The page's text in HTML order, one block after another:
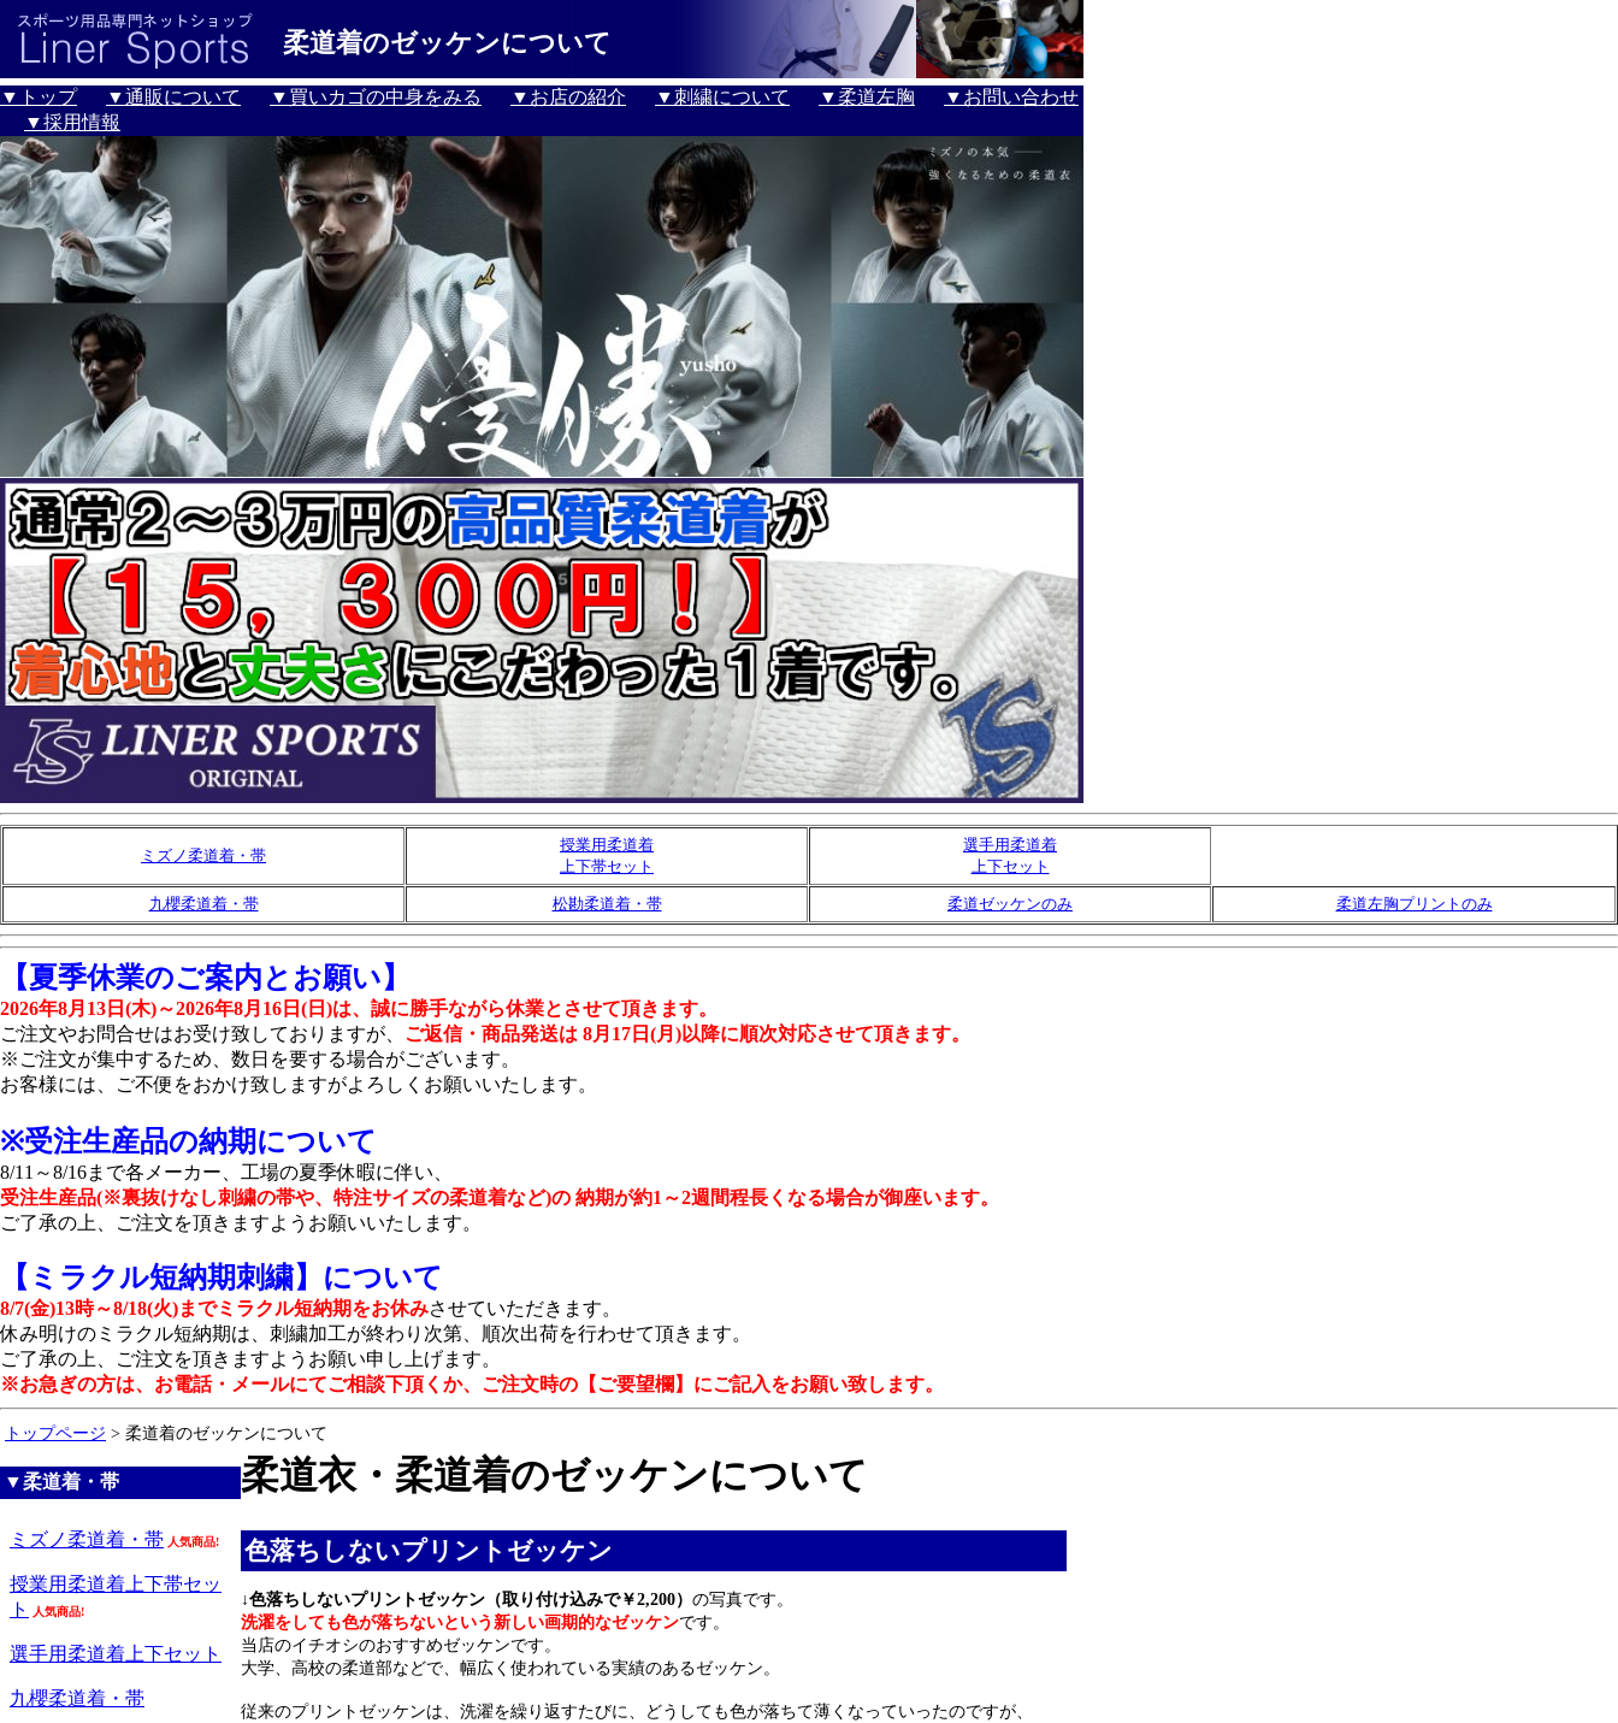
柔道着のゼッケンについて
▼トップ ▼通販について ▼買いカゴの中身をみる ▼お店の紹介 ▼刺繍について ▼柔道左胸
▼お問い合わせ
▼採用情報
ミズノ柔道着・帯
授業用柔道着
上下帯セット
選手用柔道着
上下セット
九櫻柔道着・帯 松勘柔道着・帯 柔道ゼッケンのみ 柔道左胸プリントのみ
【夏季休業のご案内とお願い】
2026年8月13日(木)～2026年8月16日(日)は、誠に勝手ながら休業とさせて頂きます。
ご注文やお問合せはお受け致しておりますが、 ご返信・商品発送は 8月17日(月)以降に順次対応させて頂きます。
※ご注文が集中するため、数日を要する場合がございます。
お客様には、ご不便をおかけ致しますがよろしくお願いいたします。
※受注生産品の納期について
8/11～8/16まで各メーカー、工場の夏季休暇に伴い、
受注生産品(※裏抜けなし刺繍の帯や、特注サイズの柔道着など)の 納期が約1～2週間程長くなる場合が御座います。
ご了承の上、ご注文を頂きますようお願いいたします。
【ミラクル短納期刺繍】について
8/7(金)13時～8/18(火)までミラクル短納期をお休みさせていただきます。
休み明けのミラクル短納期は、刺繍加工が終わり次第、順次出荷を行わせて頂きます。
ご了承の上、ご注文を頂きますようお願い申し上げます。
※お急ぎの方は、お電話・メールにてご相談下頂くか、ご注文時の【ご要望欄】にご記入をお願い致します。
トップページ > 柔道着のゼッケンについて
▼柔道着・帯
ミズノ柔道着・帯 人気商品!
授業用柔道着上下帯セッ
ト
人気商品!
選手用柔道着上下セット
九櫻柔道着・帯
柔道衣・柔道着のゼッケンについて
色落ちしないプリントゼッケン
↓色落ちしないプリントゼッケン（取り付け込みで￥2,200） の写真です。
洗濯をしても色が落ちないという新しい画期的なゼッケンです。
当店のイチオシのおすすめゼッケンです。
大学、高校の柔道部などで、幅広く使われている実績のあるゼッケン。
従来のプリントゼッケンは、洗濯を繰り返すたびに、どうしても色が落ちて薄くなっていったのですが、